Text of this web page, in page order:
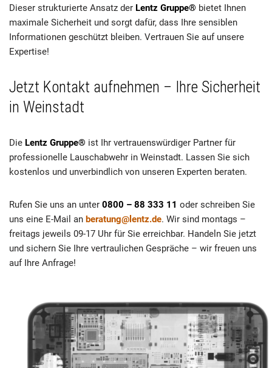
Dieser strukturierte Ansatz der Lentz Gruppe® bietet Ihnen
maximale Sicherheit und sorgt dafür, dass Ihre sensiblen
Informationen geschützt bleiben. Vertrauen Sie auf unsere
Expertise!
Jetzt Kontakt aufnehmen – Ihre Sicherheit
in Weinstadt
Die Lentz Gruppe® ist Ihr vertrauenswürdiger Partner für
professionelle Lauschabwehr in Weinstadt. Lassen Sie sich
kostenlos und unverbindlich von unseren Experten beraten.
Rufen Sie uns an unter 0800 – 88 333 11 oder schreiben Sie
uns eine E-Mail an beratung@lentz.de. Wir sind montags –
freitags jeweils 09-17 Uhr für Sie erreichbar. Handeln Sie jetzt
und sichern Sie Ihre vertraulichen Gespräche – wir freuen uns
auf Ihre Anfrage!